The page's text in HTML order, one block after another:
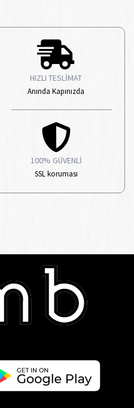
HIZLI TESLİMAT
Anında Kapınızda
100% GÜVENLİ
SSL koruması